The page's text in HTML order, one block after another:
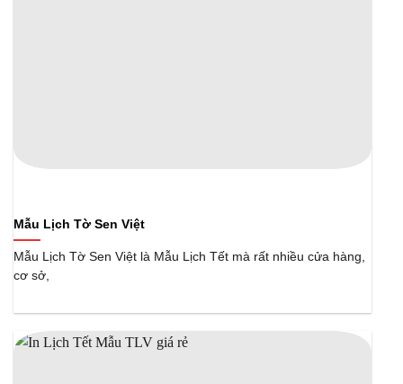
Mẫu Lịch Tờ Sen Việt
Mẫu Lịch Tờ Sen Việt là Mẫu Lịch Tết mà rất nhiều cửa hàng,
cơ sở,